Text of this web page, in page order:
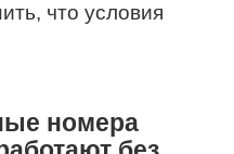
что условия
номера